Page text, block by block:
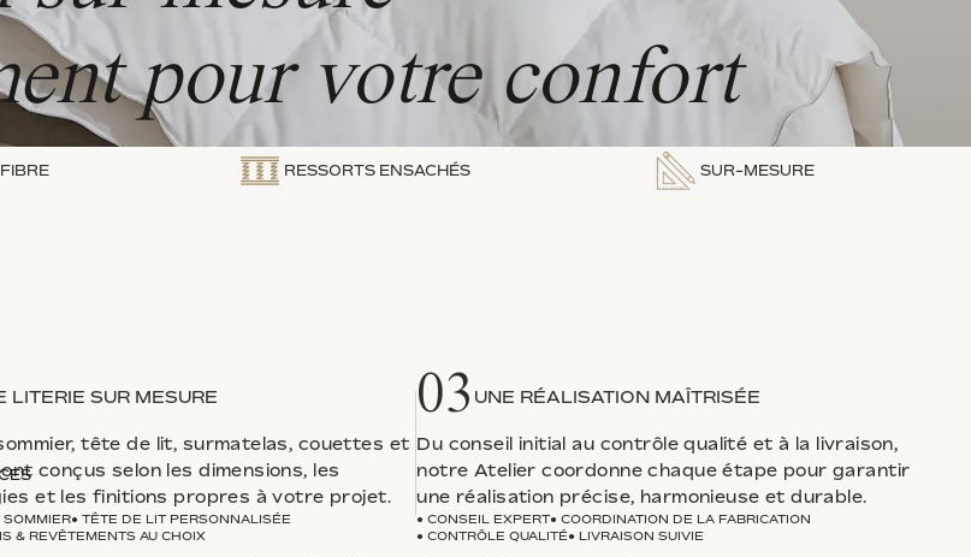
pour votre confort
RESSORTS ENSACHÉS SUR-MESURE
LITERIE SUR MESURE
tête de lit, surmatelas, couettes et
conçus selon les dimensions, les
et les finitions propres à votre projet.
SOMMIER● TÊTE DE LIT PERSONNALISÉE
& REVÊTEMENTS AU CHOIX
03 UNE RÉALISATION MAÎTRISÉE
Du conseil initial au contrôle qualité et à la livraison,
notre Atelier coordonne chaque étape pour garantir
une réalisation précise, harmonieuse et durable.
● CONSEIL EXPERT● COORDINATION DE LA FABRICATION
● CONTRÔLE QUALITÉ● LIVRAISON SUIVIE